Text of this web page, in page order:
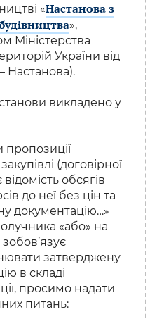
«Настанова з
»,
Міністерства
України від
Настанова).
викладено у
пропозиції
(договірної
обсягів
до неї без цін та
документацію…»
«або» на
затверджену
в складі
просимо надати
питань: